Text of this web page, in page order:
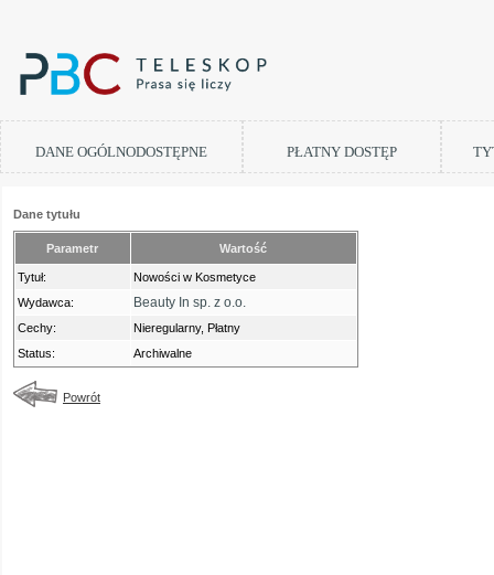
DANE OGÓLNODOSTĘPNE PŁATNY DOSTĘP
Dane tytułu
Parametr Wartość
Tytuł:
Nowości w Kosmetyce
Wydawca:
Beauty In sp. z o.o.
Cechy:
Nieregularny, Płatny
Status:
Archiwalne
Powrót